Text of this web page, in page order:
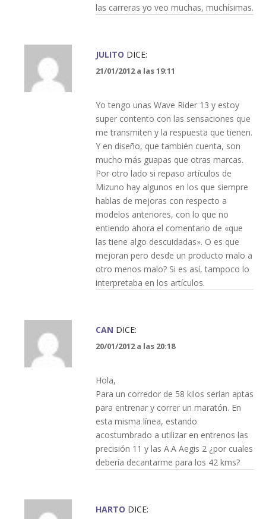
las carreras yo veo muchas, muchísimas.
JULITO DICE:
21/01/2012 a las 19:11
Yo tengo unas Wave Rider 13 y estoy
super contento con las sensaciones que
me transmiten y la respuesta que tienen.
Y en diseño, que también cuenta, son
mucho más guapas que otras marcas.
Por otro lado si repaso artículos de
Mizuno hay algunos en los que siempre
hablas de mejoras con respecto a
modelos anteriores, con lo que no
entiendo ahora el comentario de «que
las tiene algo descuidadas». O es que
mejoran pero desde un producto malo a
otro menos malo? Si es así, tampoco lo
interpretaba en los artículos.
CAN DICE:
20/01/2012 a las 20:18
Hola,
Para un corredor de 58 kilos serían aptas
para entrenar y correr un maratón. En
esta misma línea, estando
acostumbrado a utilizar en entrenos las
precisión 11 y las A.A Aegis 2 ¿por cuales
debería decantarme para los 42 kms?
HARTO DICE: